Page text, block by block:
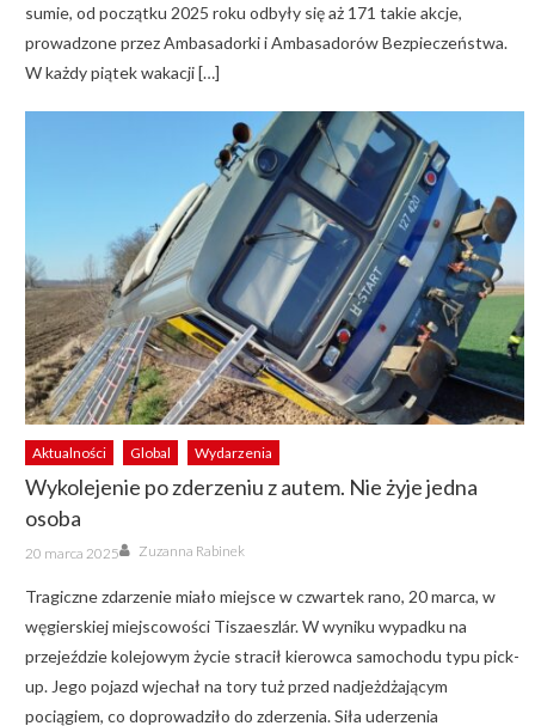
sumie, od początku 2025 roku odbyły się aż 171 takie akcje,
prowadzone przez Ambasadorki i Ambasadorów Bezpieczeństwa.
W każdy piątek wakacji […]
Aktualności Global Wydarzenia
Wykolejenie po zderzeniu z autem. Nie żyje jedna
osoba
Posted
on
20 marca 2025 Author
Zuzanna Rabinek
Tragiczne zdarzenie miało miejsce w czwartek rano, 20 marca, w
węgierskiej miejscowości Tiszaeszlár. W wyniku wypadku na
przejeździe kolejowym życie stracił kierowca samochodu typu pick-
up. Jego pojazd wjechał na tory tuż przed nadjeżdżającym
pociągiem, co doprowadziło do zderzenia. Siła uderzenia